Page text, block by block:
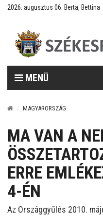
2026. augusztus 06. Berta, Bettina
MENÜ
MAGYARORSZÁG
MA VAN A
ERRE
4-ÉN
Az Országgyűlés 2010.